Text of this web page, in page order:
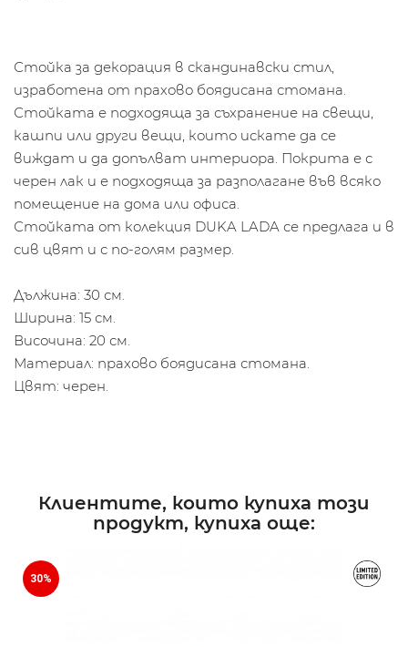
Стойка за декорация в скандинавски стил,
изработена от прахово боядисана стомана.
Стойката е подходяща за съхранение на свещи,
кашпи или други вещи, които искате да се
виждат и да допълват интериора. Покрита е с
черен лак и е подходяща за разполагане във всяко
помещение на дома или офиса.
Стойката от колекция DUKA LADA се предлага и в
сив цвят и с по-голям размер.
Дължина: 30 см.
Ширина: 15 см.
Височина: 20 см.
Материал: прахово боядисана стомана.
Цвят: черен.
Клиентите, които купиха този
продукт, купиха още:
30%